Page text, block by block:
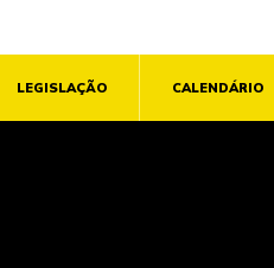
LEGISLAÇÃO CALENDÁRIO